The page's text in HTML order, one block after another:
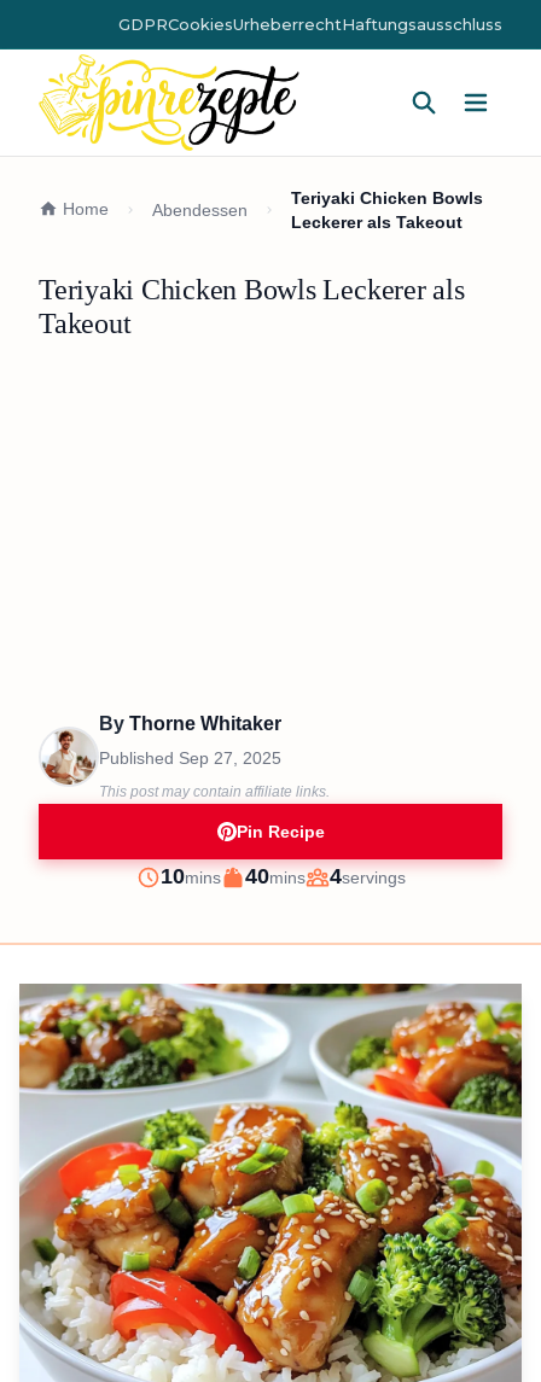
GDPRCookiesUrheberrechtHaftungsausschluss
Home Abendessen
Teriyaki Chicken Bowls
Leckerer als Takeout
Teriyaki Chicken Bowls Leckerer als
Takeout
By Thorne Whitaker
Published Sep 27, 2025
This post may contain affiliate links.
Pin Recipe
Prep
10minutes
mins
Cook
40minutes
mins
Servings
4servings